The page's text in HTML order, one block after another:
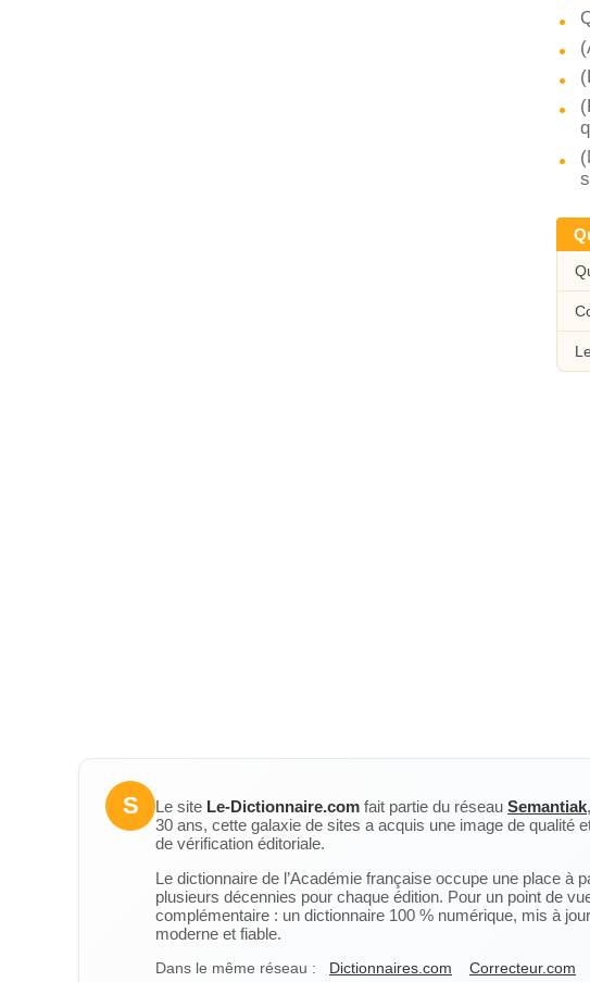
S Le site Le-Dictionnaire.com fait partie du réseau Semantiak
30 ans, cette galaxie de sites a acquis une image de qualité
de vérification éditoriale.
Le dictionnaire de l’Académie française occupe une place à
plusieurs décennies pour chaque édition. Pour un point de
complémentaire : un dictionnaire 100 % numérique, mis à
moderne et fiable.
Dans le même réseau : Dictionnaires.com Correcteur.com